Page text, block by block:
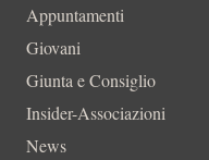
Appuntamenti
Giovani
Giunta e Consiglio
Insider-Associazioni
News